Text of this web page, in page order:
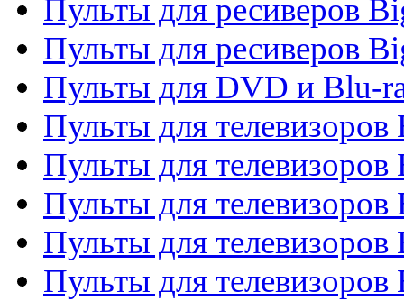
Пульты для ресиверов
Пульты для ресиверов
Пульты для DVD и Blu-
Пульты для телевизоров
Пульты для телевизоров
Пульты для телевизоров
Пульты для телевизоров
Пульты для телевизоров